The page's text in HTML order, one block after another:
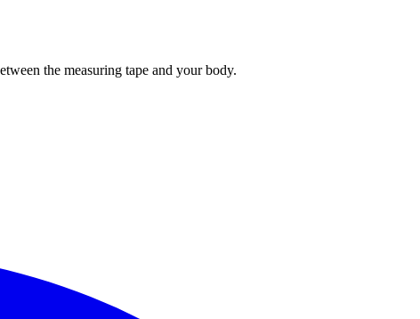
the measuring tape and your body.